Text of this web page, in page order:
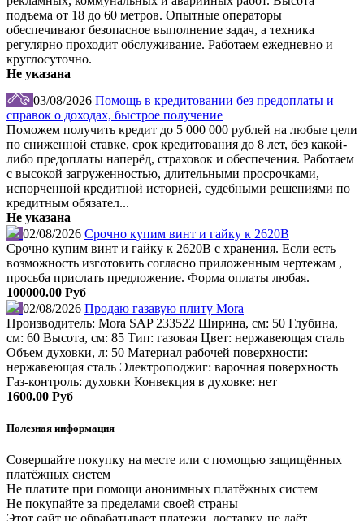
подъема от 18 до 60 метров. Опытные операторы
обеспечивают безопасное выполнение задач, а техника
регулярно проходит обслуживание. Работаем ежедневно и
круглосуточно.
Не указана
03/08/2026 Помощь в кредитовании без предоплаты и
справок о доходах, быстрое получение
Поможем получить кредит до 5 000 000 рублей на любые цели
по сниженной ставке, срок кредитования до 8 лет, без какой-
либо предоплаты наперёд, страховок и обеспечения. Работаем
с высокой загруженностью, длительными просрочками,
испорченной кредитной историей, судебными решениями по
кредитным обязател...
Не указана
02/08/2026 Срочно купим винт и гайку к 2620В
Срочно купим винт и гайку к 2620В с хранения. Если есть
возможность изготовить согласно приложенным чертежам ,
просьба прислать предложение. Форма оплаты любая.
100000.00 Руб
02/08/2026 Продаю газавую плиту Mora
Производитель: Mora SAP 233522 Ширина, см: 50 Глубина,
см: 60 Высота, см: 85 Тип: газовая Цвет: нержавеющая сталь
Объем духовки, л: 50 Материал рабочей поверхности:
нержавеющая сталь Электроподжиг: варочная поверхность
Газ-контроль: духовки Конвекция в духовке: нет
1600.00 Руб
Полезная информация
Совершайте покупку на месте или с помощью защищённых
платёжных систем
Не платите при помощи анонимных платёжных систем
Не покупайте за пределами своей страны